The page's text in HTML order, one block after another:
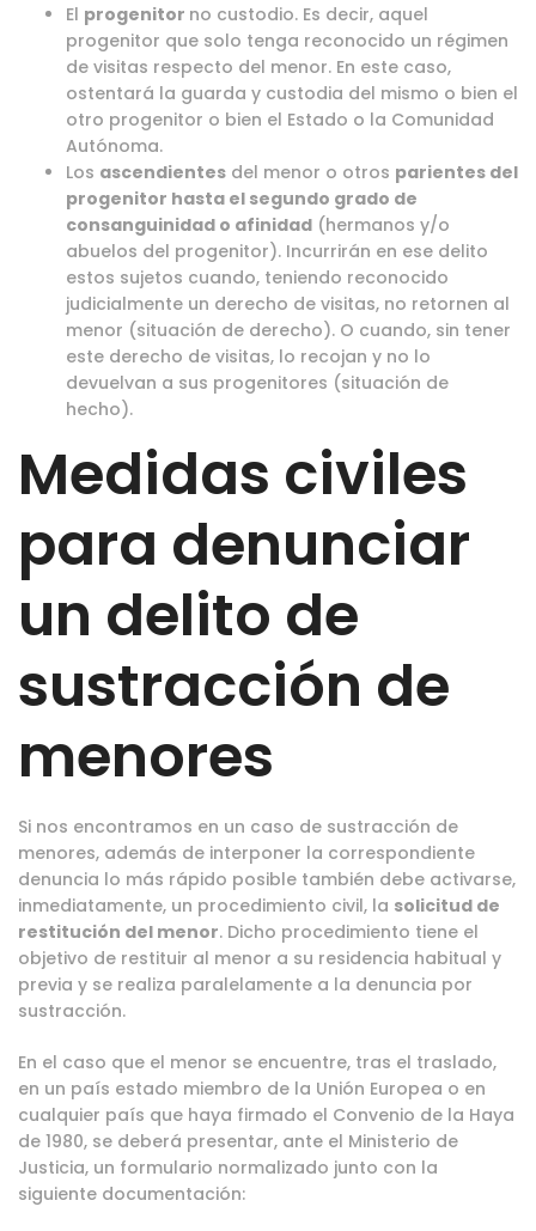
El progenitor no custodio. Es decir, aquel
progenitor que solo tenga reconocido un régimen
de visitas respecto del menor. En este caso,
ostentará la guarda y custodia del mismo o bien el
otro progenitor o bien el Estado o la Comunidad
Autónoma.
Los ascendientes del menor o otros parientes del
progenitor hasta el segundo grado de
consanguinidad o afinidad (hermanos y/o
abuelos del progenitor). Incurrirán en ese delito
estos sujetos cuando, teniendo reconocido
judicialmente un derecho de visitas, no retornen al
menor (situación de derecho). O cuando, sin tener
este derecho de visitas, lo recojan y no lo
devuelvan a sus progenitores (situación de
hecho).
Medidas civiles
para denunciar
un delito de
sustracción de
menores
Si nos encontramos en un caso de sustracción de
menores, además de interponer la correspondiente
denuncia lo más rápido posible también debe activarse,
inmediatamente, un procedimiento civil, la solicitud de
restitución del menor. Dicho procedimiento tiene el
objetivo de restituir al menor a su residencia habitual y
previa y se realiza paralelamente a la denuncia por
sustracción.
En el caso que el menor se encuentre, tras el traslado,
en un país estado miembro de la Unión Europea o en
cualquier país que haya firmado el Convenio de la Haya
de 1980, se deberá presentar, ante el Ministerio de
Justicia, un formulario normalizado junto con la
siguiente documentación: